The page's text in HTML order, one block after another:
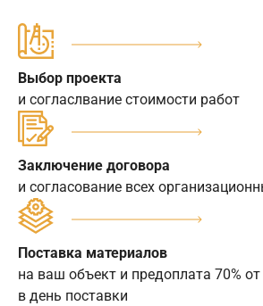
Выбор проекта
и согласлвание стоимости работ
Заключение договора
и согласование всех
Поставка материалов
на ваш объект и предоплата 70%
в день поставки